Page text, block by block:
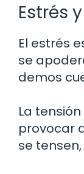
Estrés
El estrés
se
demos
La
provocar
se